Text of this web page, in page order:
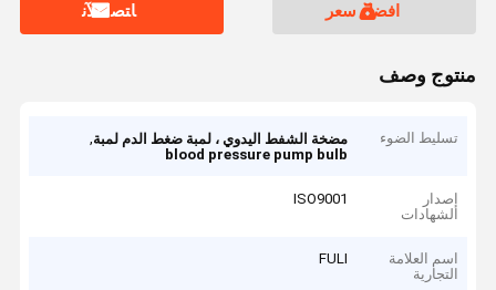
افضل سعر ﺎﺘﺼﻟ ﺍﻶﻧ
منتوج وصف
تسليط الضوء مضخة الشفط اليدوي ، لمبة ضغط الدم لمبة,
blood pressure pump bulb
إصدار
الشهادات
ISO9001
اسم العلامة
التجارية
FULI